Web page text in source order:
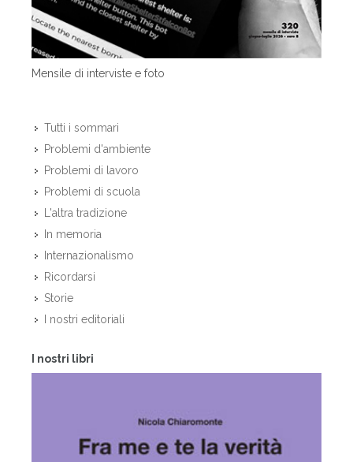
Mensile di interviste e foto
Tutti i sommari
Problemi d'ambiente
Problemi di lavoro
Problemi di scuola
L'altra tradizione
In memoria
Internazionalismo
Ricordarsi
Storie
I nostri editoriali
I nostri libri